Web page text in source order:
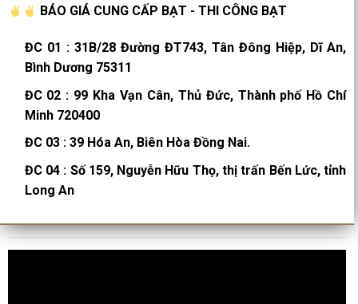
BÁO GIÁ CUNG CẤP BẠT - THI CÔNG BẠT
ĐC 01 :31B/28 Đường ĐT743, Tân Đông Hiệp, Dĩ An,
Bình Dương 75311
ĐC 02 : 99 Kha Vạn Cân, Thủ Đức, Thành phố Hồ Chí
Minh 720400
ĐC 03 :39 Hóa An, Biên Hòa Đồng Nai.
ĐC 04 : Số 159, Nguyễn Hữu Thọ, thị trấn Bến Lức, tỉnh
Long An